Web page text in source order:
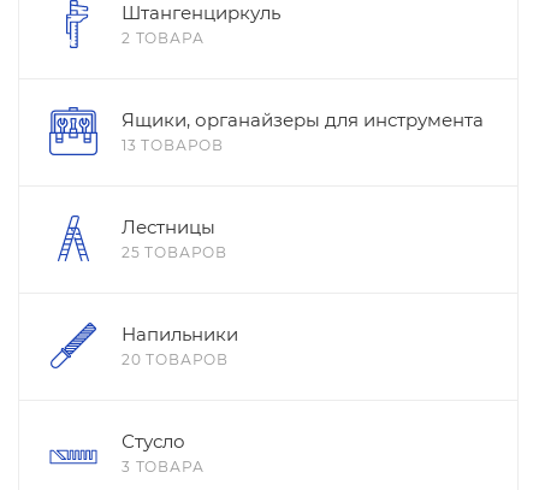
Штангенциркуль
2 ТОВАРА
Ящики, органайзеры для инструмента
13 ТОВАРОВ
Лестницы
25 ТОВАРОВ
Напильники
20 ТОВАРОВ
Стусло
3 ТОВАРА